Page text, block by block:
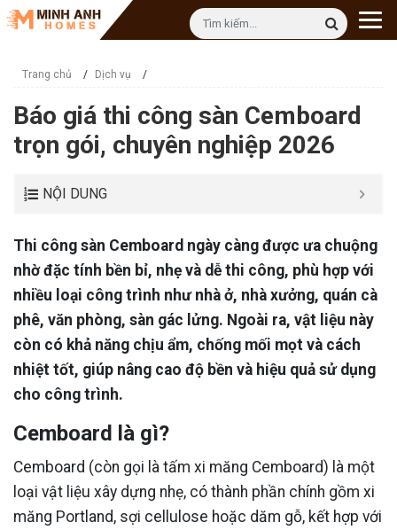
Trang chủ / Dịch vụ /
Báo giá thi công sàn Cemboard
trọn gói, chuyên nghiệp 2026
NỘI DUNG
Thi công sàn Cemboard ngày càng được ưa chuộng
nhờ đặc tính bền bỉ, nhẹ và dễ thi công, phù hợp với
nhiều loại công trình như nhà ở, nhà xưởng, quán cà
phê, văn phòng, sàn gác lửng. Ngoài ra, vật liệu này
còn có khả năng chịu ẩm, chống mối mọt và cách
nhiệt tốt, giúp nâng cao độ bền và hiệu quả sử dụng
cho công trình.
Cemboard là gì?
Cemboard (còn gọi là tấm xi măng Cemboard) là một
loại vật liệu xây dựng nhẹ, có thành phần chính gồm xi
măng Portland, sợi cellulose hoặc dăm gỗ, kết hợp với